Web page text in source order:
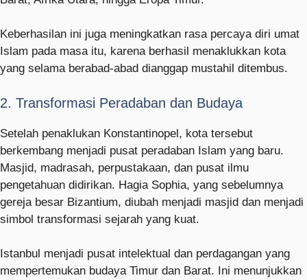
Keberhasilan ini juga meningkatkan rasa percaya diri umat
Islam pada masa itu, karena berhasil menaklukkan kota
yang selama berabad-abad dianggap mustahil ditembus.
2. Transformasi Peradaban dan Budaya
Setelah penaklukan Konstantinopel, kota tersebut
berkembang menjadi pusat peradaban Islam yang baru.
Masjid, madrasah, perpustakaan, dan pusat ilmu
pengetahuan didirikan. Hagia Sophia, yang sebelumnya
gereja besar Bizantium, diubah menjadi masjid dan menjadi
simbol transformasi sejarah yang kuat.
Istanbul menjadi pusat intelektual dan perdagangan yang
mempertemukan budaya Timur dan Barat. Ini menunjukkan